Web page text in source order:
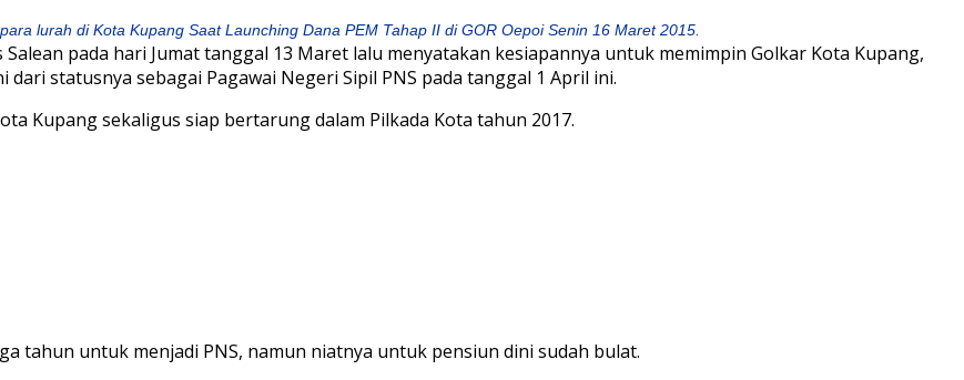
lurah di Kota Kupang Saat Launching Dana PEM Tahap II di GOR Oepoi Senin 16 Maret 2015.
Salean pada hari Jumat tanggal 13 Maret lalu menyatakan kesiapannya untuk memimpin Golkar Kota Kupang,
statusnya sebagai Pagawai Negeri Sipil PNS pada tanggal 1 April ini.
Kupang sekaligus siap bertarung dalam Pilkada Kota tahun 2017.
tahun untuk menjadi PNS, namun niatnya untuk pensiun dini sudah bulat.